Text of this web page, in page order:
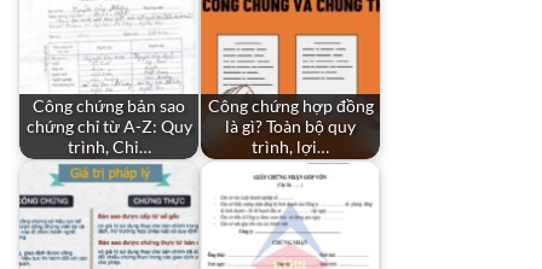
Công chứng bản sao
chứng chỉ từ A-Z: Quy
trình, Chi…
Công chứng hợp đồng
là gì? Toàn bộ quy
trình, lợi…